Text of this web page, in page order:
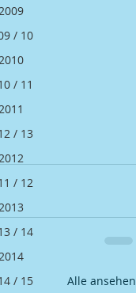
/ 10
/ 11
/ 13
/ 12
/ 14
/ 15
Alle ansehen